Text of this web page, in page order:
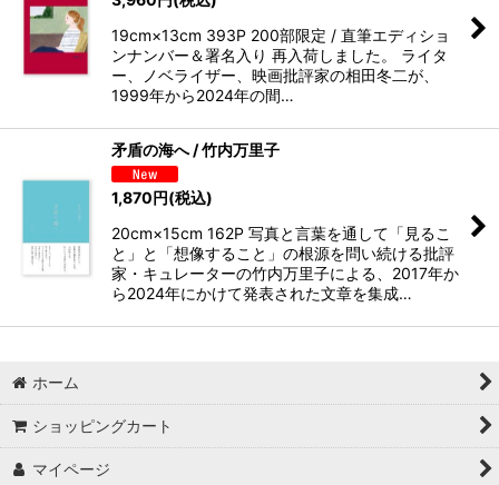
19cm×13cm 393P 200部限定 / 直筆エディショ
ンナンバー＆署名入り 再入荷しました。 ライタ
ー、ノベライザー、映画批評家の相田冬二が、
1999年から2024年の間…
矛盾の海へ / 竹内万里子
1,870円(税込)
20cm×15cm 162P 写真と言葉を通して「見るこ
と」と「想像すること」の根源を問い続ける批評
家・キュレーターの竹内万里子による、2017年か
ら2024年にかけて発表された文章を集成…
ホーム
ショッピングカート
マイページ